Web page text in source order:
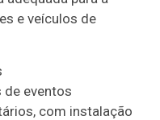
e veículos de
de eventos
com instalação